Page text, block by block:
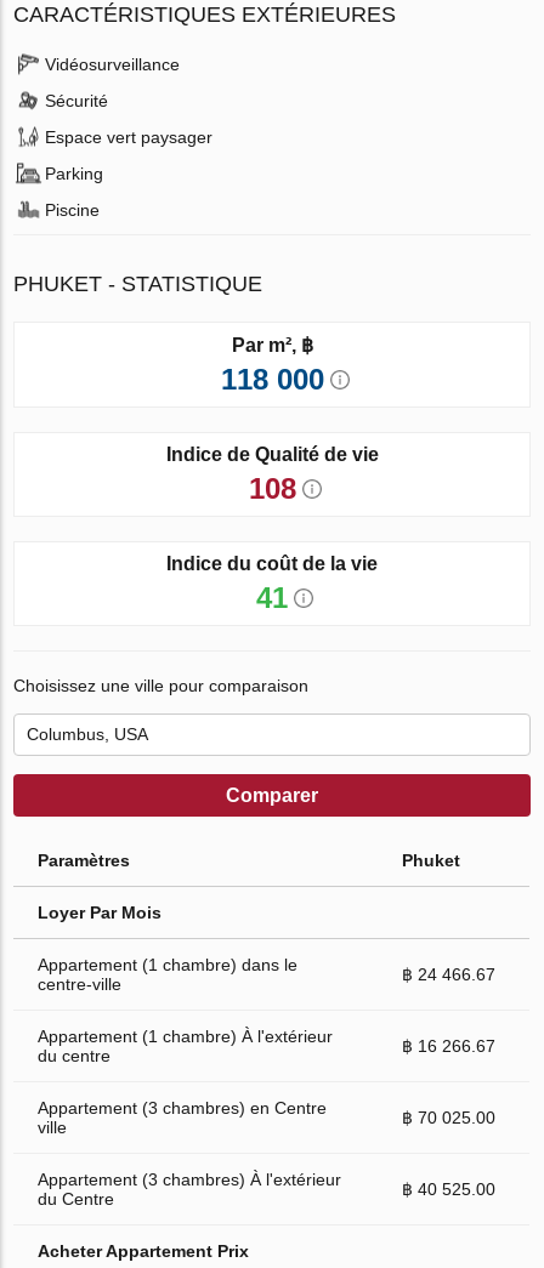
CARACTÉRISTIQUES EXTÉRIEURES
Vidéosurveillance
Sécurité
Espace vert paysager
Parking
Piscine
PHUKET - STATISTIQUE
Par m², ฿
118 000
Indice de Qualité de vie
108
Indice du coût de la vie
41
Choisissez une ville pour comparaison
Comparer
Paramètres Phuket
Loyer Par Mois
Appartement (1 chambre) dans le
centre-ville
฿ 24 466.67
Appartement (1 chambre) À l'extérieur
du centre
฿ 16 266.67
Appartement (3 chambres) en Centre
ville
฿ 70 025.00
Appartement (3 chambres) À l'extérieur
du Centre
฿ 40 525.00
Acheter Appartement Prix